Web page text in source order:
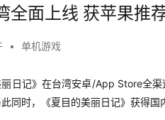
全面上线 获苹果推
• 单机游戏
日记》在台湾安卓/App Store全渠
同时，《夏目的美丽日记》获得国